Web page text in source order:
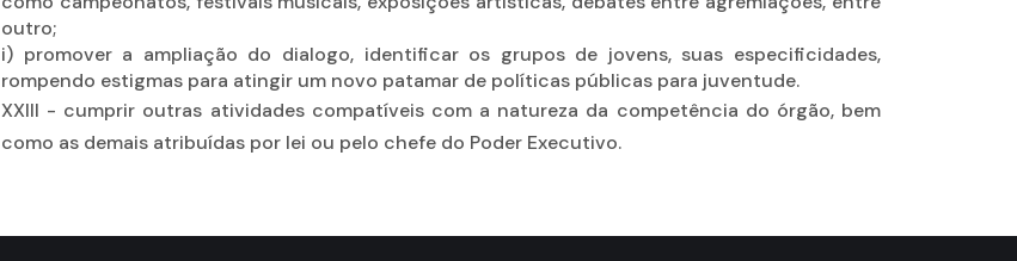
outro;
i) promover a ampliação do dialogo, identificar os grupos de jovens, suas especificidades,
rompendo estigmas para atingir um novo patamar de políticas públicas para juventude.
XXIII - cumprir outras atividades compatíveis com a natureza da competência do órgão, bem
como as demais atribuídas por lei ou pelo chefe do Poder Executivo.